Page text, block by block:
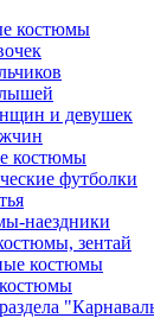
костюмы
и девушек
костюмы
футболки
наездники
зентай
костюмы